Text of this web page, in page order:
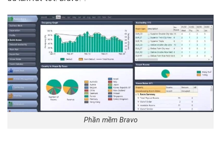
Phần mềm Bravo